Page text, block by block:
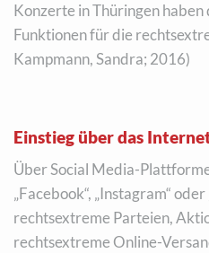
Konzerte in Thüringen
Funktionen für die
Kampmann, Sandra; 2016)
Einstieg über das
Über Social Media-
„Facebook“, „Instagram“
rechtsextreme Parteien,
rechtsextreme Online-